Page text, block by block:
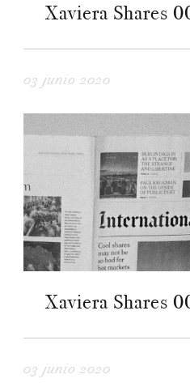
Xaviera Shares
03 junio 2020
Xaviera Shares
03 junio 2020